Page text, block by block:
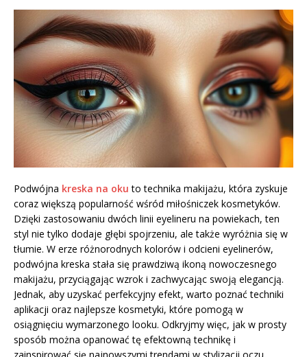
Podwójna kreska na oku to technika makijażu, która zyskuje
coraz większą popularność wśród miłośniczek kosmetyków.
Dzięki zastosowaniu dwóch linii eyelineru na powiekach, ten
styl nie tylko dodaje głębi spojrzeniu, ale także wyróżnia się w
tłumie. W erze różnorodnych kolorów i odcieni eyelinerów,
podwójna kreska stała się prawdziwą ikoną nowoczesnego
makijażu, przyciągając wzrok i zachwycając swoją elegancją.
Jednak, aby uzyskać perfekcyjny efekt, warto poznać techniki
aplikacji oraz najlepsze kosmetyki, które pomogą w
osiągnięciu wymarzonego looku. Odkryjmy więc, jak w prosty
sposób można opanować tę efektowną technikę i